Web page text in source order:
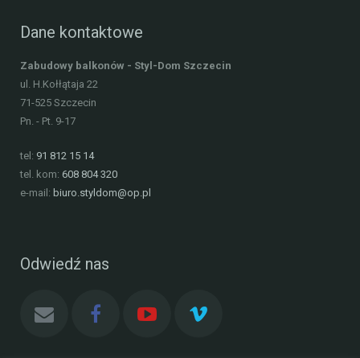
Dane kontaktowe
Zabudowy balkonów - Styl-Dom Szczecin
ul. H.Kołłątaja 22
71-525 Szczecin
Pn. - Pt. 9-17
tel: 91 812 15 14
tel. kom: 608 804 320
e-mail: biuro.styldom@op.pl
Odwiedź nas